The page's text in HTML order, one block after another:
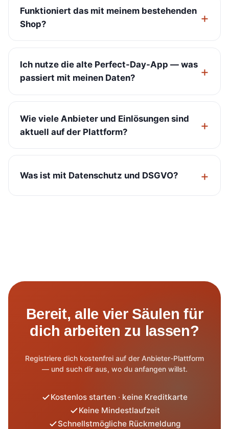
Funktioniert das mit meinem bestehenden
Shop?
Ich nutze die alte Perfect-Day-App — was
passiert mit meinen Daten?
Wie viele Anbieter und Einlösungen sind
aktuell auf der Plattform?
Was ist mit Datenschutz und DSGVO?
Bereit, alle vier Säulen für
dich arbeiten zu lassen?
Registriere dich kostenfrei auf der Anbieter-Plattform
— und such dir aus, wo du anfangen willst.
Kostenlos starten · keine Kreditkarte
Keine Mindestlaufzeit
Schnellstmögliche Rückmeldung